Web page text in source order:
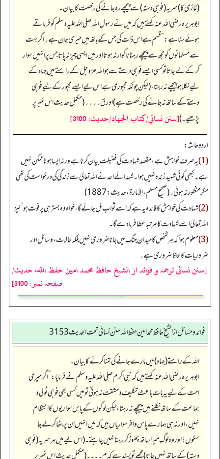
(غازی کا) سریہ (فوجی دستہ) سے پیچھے رہ جانے کی رخصت کا بیان۔
ابوہریرہ رضی الله عنہ کہتے ہیں کہ میں نے رسول اللہ صلی اللہ علیہ وسلم کو فرماتے
ہوئے سنا ہے:”قسم ہے اس ذات کی جس کے ہاتھ میں میری جان ہے۔ اگر بہت
سے مسلمانوں کو مجھ سے پیچھے رہنا ناگوار نہ ہوتا اور میں ایسی چیز نہ پاتا جس پر انہیں سوار
کر کے لے جاتا تو کسی ایسے فوجی دستے سے جو اللہ عزوجل کے راستے میں جہاد کے
لیے نکلا ہو پیچھے نہ رہتا، (لیکن چونکہ مجبوری ہے اس لیے ایسے مجبور کے لیے فوجی
دستے کے ساتھ نہ جانے کی رخصت ہے) اور ق۔۔۔۔ (مکمل حدیث اس نمبر پر
پڑھیے۔)[سنن نسائي/كتاب الجهاد/حدیث: 3100]
اردو حاشہ:
(1) یہ صرف خواہش ہے، مقصد شہادت کی فضیلت بیان کرنا ہے ورنہ ایسا ہونا ممکن نہیں
ہے۔ کبھی کوئی شہید زندہ نہیں ہوا۔ شہدائے احد نے اللہ تعالیٰ سے زندگی کی درخواست کی تھی
مگر منظور نہ ہوئی۔ (صحیح مسلم، الأمارة، حدیث: 1887)
(2) شہادت کی خواہش کا فائدہ یہ ہے کہ اسے ثواب مل جائے گا، خواہ وہ بستر ہی پر فوت ہو‘ نیز
اللہ تعالیٰ اسے شہادت کا مرتبہ عطا فرما دے گا۔
(3) معلوم ہوا کہ ہر شخص کا میدان جنگ میں جانا ضروری نہیں بلکہ حالات، وسائل اور
ضروریات کا لحاظ ضروری ہے۔
[سنن نسائی ترجمہ و فوائد از الشیخ حافظ محمد امین حفظ اللہ، حدیث/
صفحہ نمبر: 3100]
فوائد ومسائل از الشيخ حافظ محمد امين حفظ الله سنن نسائي تحت الحديث3153
اللہ کے راستے (جہاد) میں مارے جانے کی تمنا کرنے کا بیان۔
ابوہریرہ رضی الله عنہ کہتے ہیں کہ نبی اکرم صلی اللہ علیہ وسلم نے فرمایا:”اگر میری
امت کے لیے یہ بات باعث تکلیف و مشقت نہ ہوتی تو میں کسی بھی فوجی ٹولی و
جماعت کے ساتھ نکلنے میں پیچھے نہ رہتا، لیکن لوگوں کے پاس سواریوں کا انتظام
نہیں، اور نہ ہی ہمارے پاس وافر سواریاں ہیں کہ میں انہیں ان پر بٹھا کر لے جا
سکوں؟ اور وہ لوگ میرا ساتھ چھوڑ کر رہنا نہیں چاہتے۔ (اس لیے میں ہر سریہ (فوجی
دستہ) کے ساتھ نہیں جاتا) مجھے تو پسند ہے کہ م۔۔۔۔ (مکمل حدیث اس نمبر پر